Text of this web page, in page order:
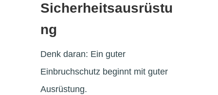
Sicherheitsausrüstu
ng
Denk daran: Ein guter
Einbruchschutz beginnt mit guter
Ausrüstung.